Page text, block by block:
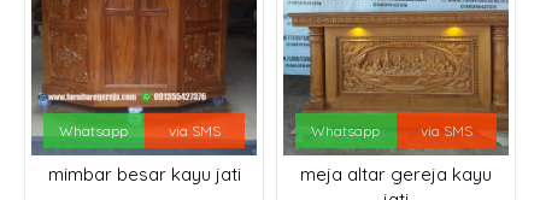
Whatsapp via SMS
mimbar besar kayu jati
Whatsapp via SMS
meja altar gereja kayu